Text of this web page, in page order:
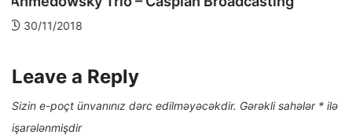
Leave a Reply
Sizin e-poçt ünvanınız dərc edilməyəcəkdir. Gərəkli sahələr * ilə
işarələnmişdir